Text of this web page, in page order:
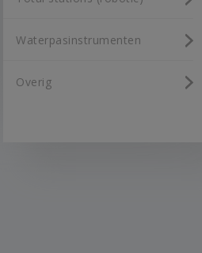
Waterpasinstrumenten
Overig